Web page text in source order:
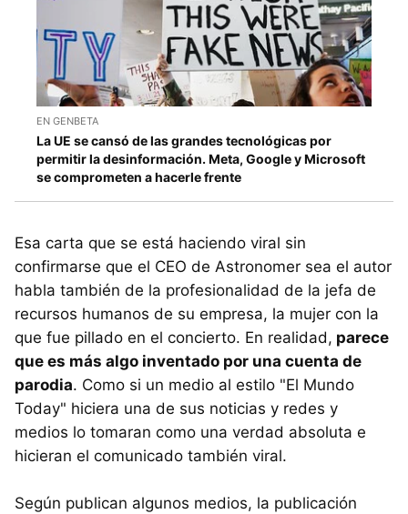
EN GENBETA
La UE se cansó de las grandes tecnológicas por
permitir la desinformación. Meta, Google y Microsoft
se comprometen a hacerle frente
Esa carta que se está haciendo viral sin
confirmarse que el CEO de Astronomer sea el autor
habla también de la profesionalidad de la jefa de
recursos humanos de su empresa, la mujer con la
que fue pillado en el concierto. En realidad, parece
que es más algo inventado por una cuenta de
parodia. Como si un medio al estilo "El Mundo
Today" hiciera una de sus noticias y redes y
medios lo tomaran como una verdad absoluta e
hicieran el comunicado también viral.
Según publican algunos medios, la publicación